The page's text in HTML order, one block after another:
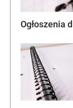
Ogłoszenia